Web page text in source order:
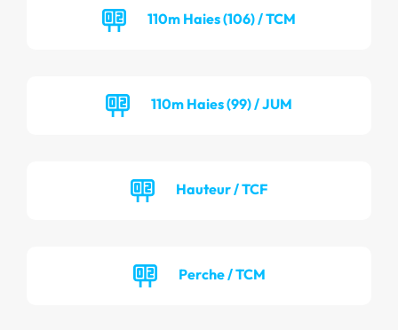
110m Haies (106) / TCM
110m Haies (99) / JUM
Hauteur / TCF
Perche / TCM